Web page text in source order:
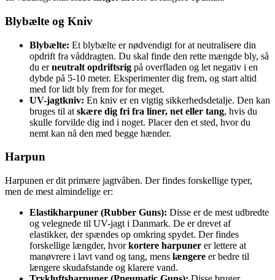
Blybælte og Kniv
Blybælte: Et blybælte er nødvendigt for at neutralisere din
opdrift fra våddragten. Du skal finde den rette mængde bly, så
du erneutralt opdriftsrig på overfladen og let negativ i en
dybde på 5-10 meter. Eksperimenter dig frem, og start altid
med for lidt bly frem for for meget.
UV-jagtkniv: En kniv er en vigtig sikkerhedsdetalje. Den kan
bruges til at skære dig fri fra liner, net eller tang, hvis du
skulle forvilde dig ind i noget. Placer den et sted, hvor du
nemt kan nå den med begge hænder.
Harpun
Harpunen er dit primære jagtvåben. Der findes forskellige typer,
men de mest almindelige er:
Elastikharpuner (Rubber Guns): Disse er de mest udbredte
og velegnede til UV-jagt i Danmark. De er drevet af
elastikker, der spændes op omkring spydet. Der findes
forskellige længder, hvorkortere harpuner er lettere at
manøvrere i lavt vand og tang, mens længere er bedre til
længere skudafstande og klarere vand.